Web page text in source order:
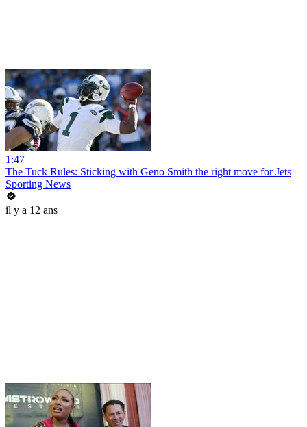
1:47
The Tuck Rules: Sticking with Geno Smith the right move for Jets
Sporting News
il y a 12 ans